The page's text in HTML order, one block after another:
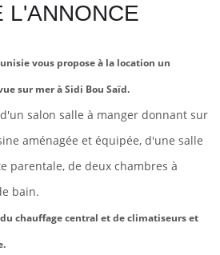
L'ANNONCE
vous propose à la location un
sur mer à Sidi Bou Saïd.
salon salle à manger donnant sur
aménagée et équipée, d'une salle
parentale, de deux chambres à
bain.
chauffage central et de climatiseurs et